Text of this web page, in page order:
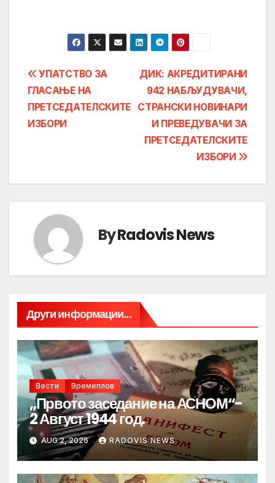
Post
navigation
ДИК: АКРЕДИТИРАНИ
942 НАБЉУДУВАЧИ,
СТРАНСКИ НОВИНАРИ
И ПРЕВЕДУВАЧИ ЗА
ПРЕТСЕДАТЕЛСКИТЕ
ИЗБОРИ
УПАТСТВО ЗА
ГЛАСАЊЕ НА
ПРЕТСЕДАТЕЛСКИТЕ
ИЗБОРИ
ByRadovis News
Други информации...
Вести Времеплов
„Првото заседание на АСНОМ“-
2 Август 1944 год.
AUG 2, 2026 RADOVIS NEWS